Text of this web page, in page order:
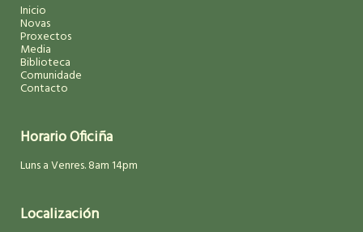
Inicio
Novas
Proxectos
Media
Biblioteca
Comunidade
Contacto
Horario Oficiña
Luns a Venres. 8am 14pm
Localización